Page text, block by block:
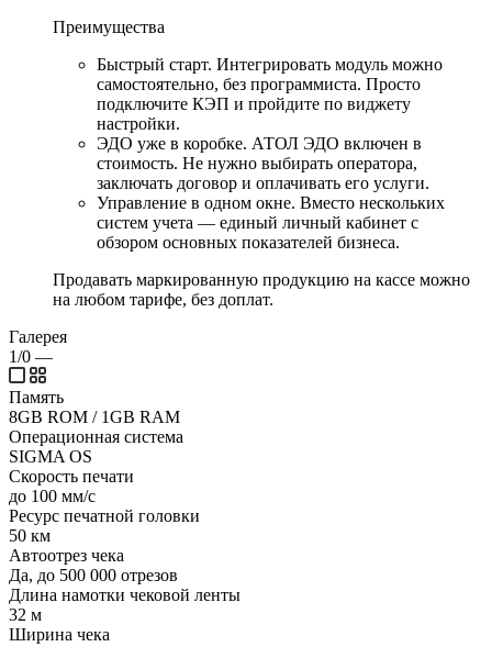
Преимущества
Быстрый старт. Интегрировать модуль можно
самостоятельно, без программиста. Просто
подключите КЭП и пройдите по виджету
настройки.
ЭДО уже в коробке. АТОЛ ЭДО включен в
стоимость. Не нужно выбирать оператора,
заключать договор и оплачивать его услуги.
Управление в одном окне. Вместо нескольких
систем учета — единый личный кабинет с
обзором основных показателей бизнеса.
Продавать маркированную продукцию на кассе можно
на любом тарифе, без доплат.
Галерея
1/0 —
Память
8GB ROM / 1GB RAM
Операционная система
SIGMA OS
Скорость печати
до 100 мм/с
Ресурс печатной головки
50 км
Автоотрез чека
Да, до 500 000 отрезов
Длина намотки чековой ленты
32 м
Ширина чека